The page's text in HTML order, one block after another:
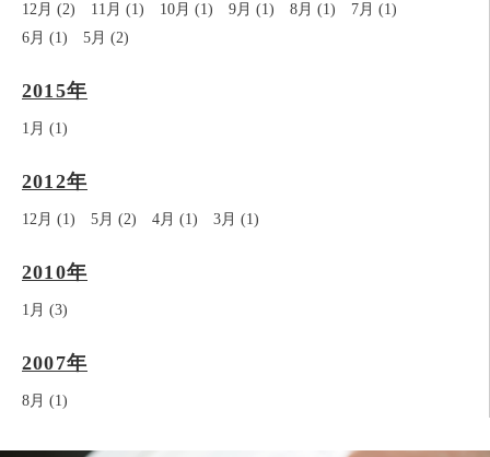
12月 (2) 11月 (1) 10月 (1) 9月 (1) 8月 (1)
7月 (1)
6月 (1)
5月 (2)
2015年
1月 (1)
2012年
12月 (1) 5月 (2) 4月 (1) 3月 (1)
2010年
1月 (3)
2007年
8月 (1)